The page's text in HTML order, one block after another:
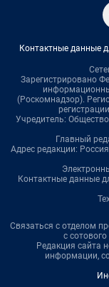
Контактные данные
Зарегистрировано
(Роскомнадзор).
Учредитель:
Главный
Адрес редакции:
Контактные данные
Связаться с отделом
с
Редакция сайта
информации,